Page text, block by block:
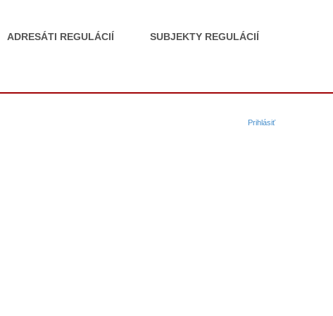
ADRESÁTI REGULÁCIÍ SUBJEKTY REGULÁCIÍ
Prihlásiť